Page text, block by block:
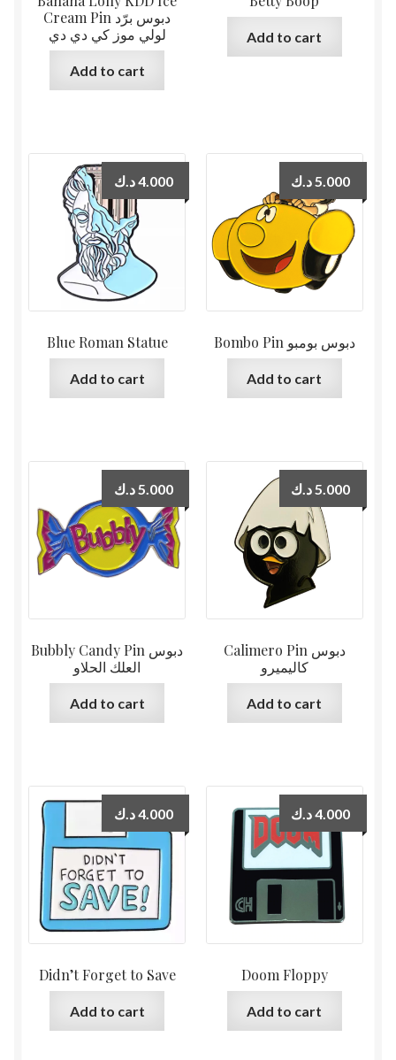
Cream Pin دبوس برّد
لولي موز كي دي دي
Add to cart
Add to cart
Blue Roman Statue
4.000د.ك
Add to cart
Bombo Pin دبوس بومبو
5.000 د.ك
Add to cart
Bubbly Candy Pin دبوس
العلك الحلاو
5.000 د.ك
Add to cart
Calimero Pin دبوس
كاليميرو
5.000 د.ك
Add to cart
Didn’t Forget to Save
4.000د.ك
Add to cart
Doom Floppy
4.000د.ك
Add to cart